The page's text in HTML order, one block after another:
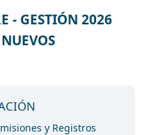
- GESTIÓN 2026
y Registros